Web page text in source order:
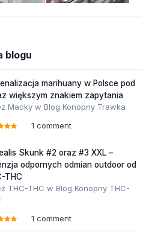
blogu
marihuany w Polsce pod
większym znakiem zapytania
Macky w Blog Konopny Trawka
1 comment
Skunk #2 oraz #3 XXL –
odpornych odmian outdoor od
THC
THC-THC w Blog Konopny THC-
1 comment